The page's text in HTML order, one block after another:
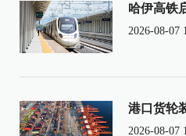
哈伊高铁
2026-08-07
港口货轮
2026-08-07